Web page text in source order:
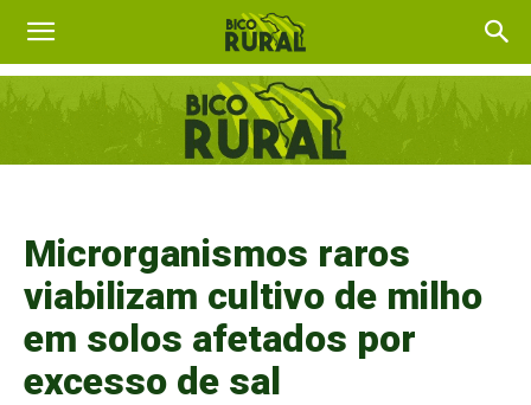
Microrganismos raros
viabilizam cultivo de milho
em solos afetados por
excesso de sal